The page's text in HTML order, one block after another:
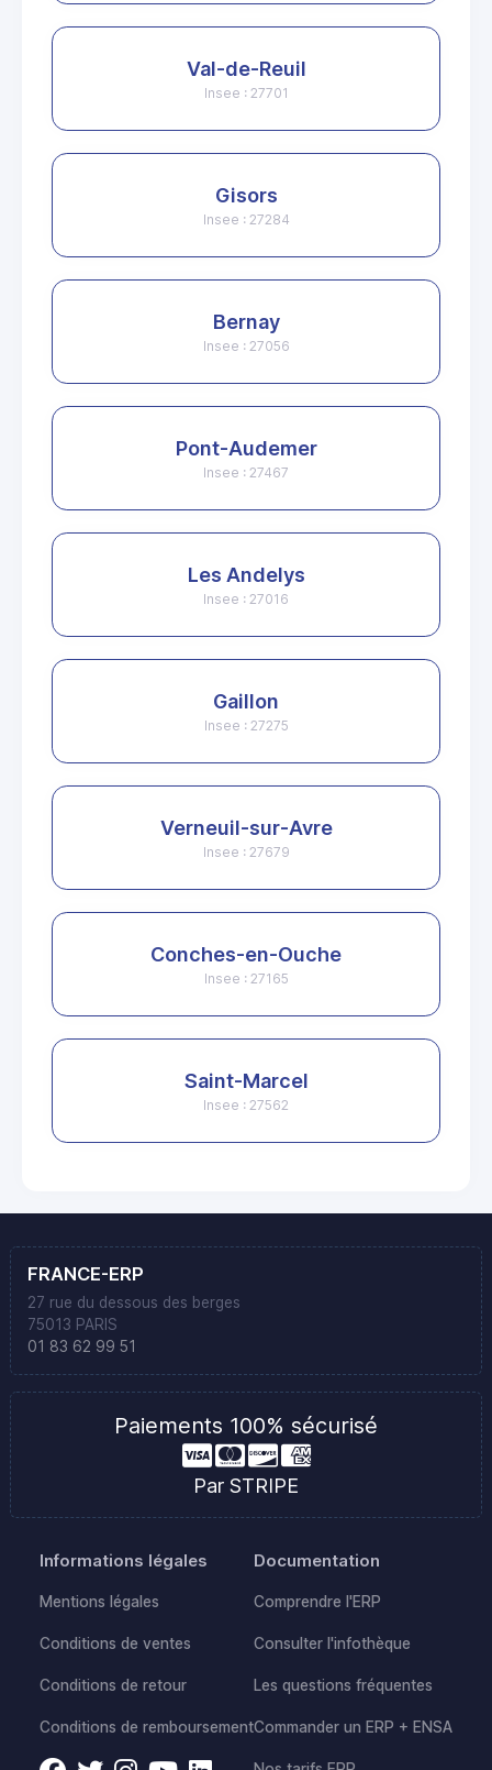
Val-de-Reuil
Insee : 27701
Gisors
Insee : 27284
Bernay
Insee : 27056
Pont-Audemer
Insee : 27467
Les Andelys
Insee : 27016
Gaillon
Insee : 27275
Verneuil-sur-Avre
Insee : 27679
Conches-en-Ouche
Insee : 27165
Saint-Marcel
Insee : 27562
FRANCE-ERP
27 rue du dessous des berges
75013 PARIS
01 83 62 99 51
Paiements 100% sécurisé
Par STRIPE
Informations légales
Mentions légales
Conditions de ventes
Conditions de retour
Conditions de remboursement
Documentation
Comprendre l'ERP
Consulter l'infothèque
Les questions fréquentes
Commander un ERP + ENSA